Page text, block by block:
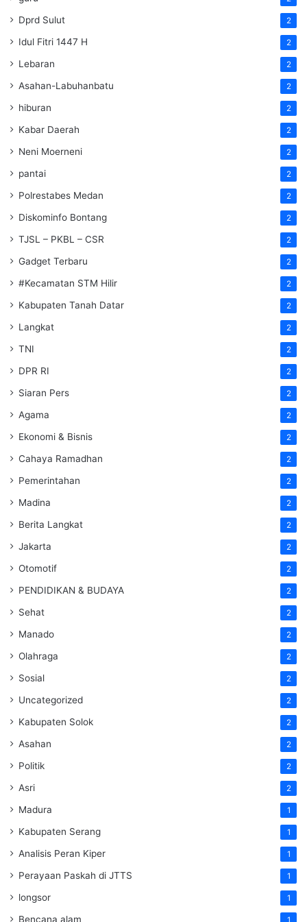
Dprd Sulut 2
Idul Fitri 1447 H 2
Lebaran 2
Asahan-Labuhanbatu 2
hiburan 2
Kabar Daerah 2
Neni Moerneni 2
pantai 2
Polrestabes Medan 2
Diskominfo Bontang 2
TJSL – PKBL – CSR 2
Gadget Terbaru 2
#Kecamatan STM Hilir 2
Kabupaten Tanah Datar 2
Langkat 2
TNI 2
DPR RI 2
Siaran Pers 2
Agama 2
Ekonomi & Bisnis 2
Cahaya Ramadhan 2
Pemerintahan 2
Madina 2
Berita Langkat 2
Jakarta 2
Otomotif 2
PENDIDIKAN & BUDAYA 2
Sehat 2
Manado 2
Olahraga 2
Sosial 2
Uncategorized 2
Kabupaten Solok 2
Asahan 2
Politik 2
Asri 2
Madura 1
Kabupaten Serang 1
Analisis Peran Kiper 1
Perayaan Paskah di JTTS 1
longsor 1
Bencana alam 1